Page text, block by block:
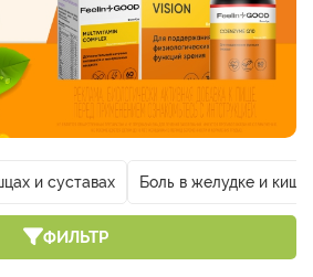
и суставах Боль в желудке и
ФИЛЬТР